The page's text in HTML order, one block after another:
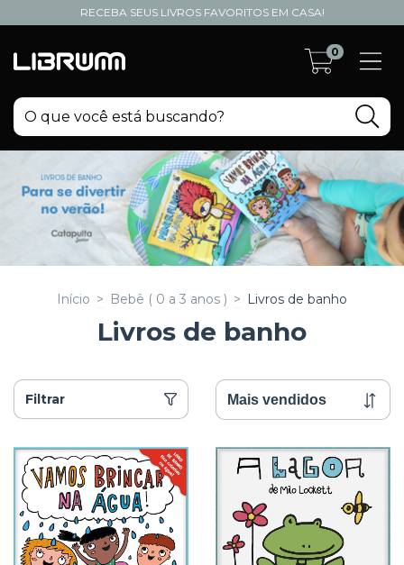
RECEBA SEUS LIVROS FAVORITOS EM CASA!
0
Início > Bebê ( 0 a 3 anos ) > Livros de banho
Livros de banho
Filtrar